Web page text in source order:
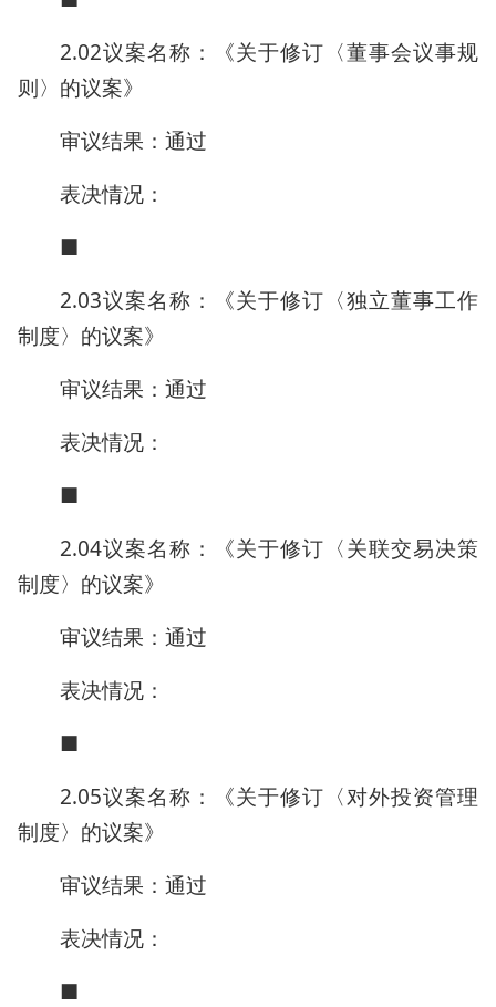
2.02议案名称：《关于修订〈董事会议事规
则〉的议案》
审议结果：通过
表决情况：
■
2.03议案名称：《关于修订〈独立董事工作
制度〉的议案》
审议结果：通过
表决情况：
■
2.04议案名称：《关于修订〈关联交易决策
制度〉的议案》
审议结果：通过
表决情况：
■
2.05议案名称：《关于修订〈对外投资管理
制度〉的议案》
审议结果：通过
表决情况：
■